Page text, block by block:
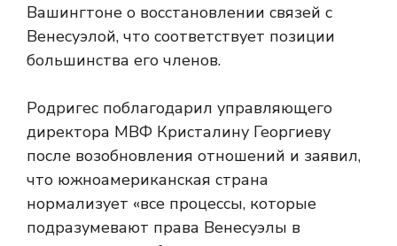
Вашингтоне о восстановлении связей с
Венесуэлой, что соответствует позиции
большинства его членов.
Родригес поблагодарил управляющего
директора МВФ Кристалину Георгиеву
после возобновления отношений и заявил,
что южноамериканская страна
нормализует «все процессы, которые
подразумевают права Венесуэлы в